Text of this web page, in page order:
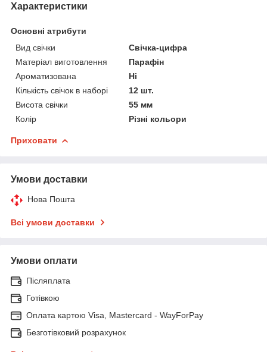
Характеристики
Основні атрибути
Вид свічки
Свічка-цифра
Матеріал виготовлення
Парафін
Ароматизована
Ні
Кількість свічок в наборі
12 шт.
Висота свічки
55 мм
Колір
Різні кольори
Приховати
Умови доставки
Нова Пошта
Всі умови доставки
Умови оплати
Післяплата
Готівкою
Оплата картою Visa, Mastercard - WayForPay
Безготівковий розрахунок